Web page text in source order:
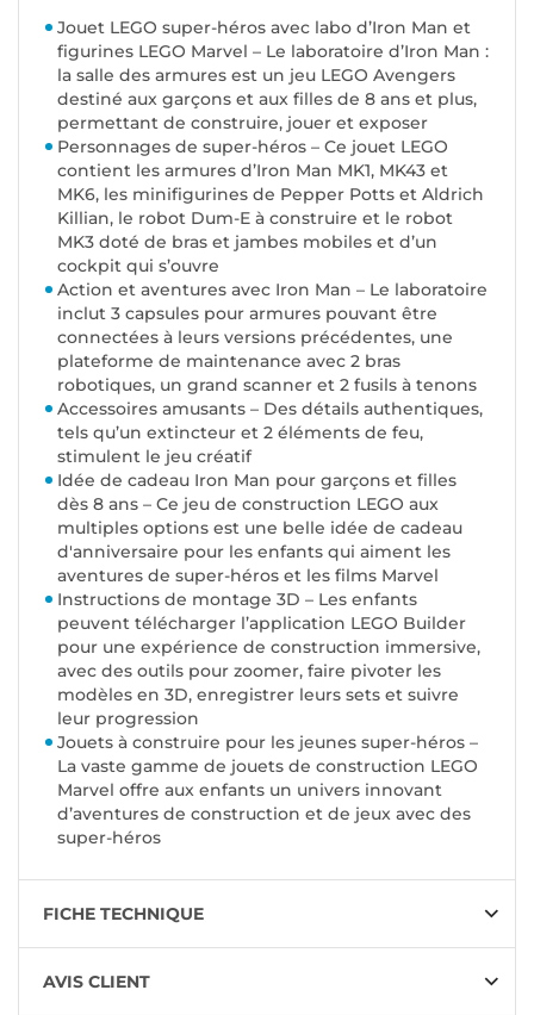
Jouet LEGO super-héros avec labo d’Iron Man et
figurines LEGO Marvel – Le laboratoire d’Iron Man :
la salle des armures est un jeu LEGO Avengers
destiné aux garçons et aux filles de 8 ans et plus,
permettant de construire, jouer et exposer
Personnages de super-héros – Ce jouet LEGO
contient les armures d’Iron Man MK1, MK43 et
MK6, les minifigurines de Pepper Potts et Aldrich
Killian, le robot Dum-E à construire et le robot
MK3 doté de bras et jambes mobiles et d’un
cockpit qui s’ouvre
Action et aventures avec Iron Man – Le laboratoire
inclut 3 capsules pour armures pouvant être
connectées à leurs versions précédentes, une
plateforme de maintenance avec 2 bras
robotiques, un grand scanner et 2 fusils à tenons
Accessoires amusants – Des détails authentiques,
tels qu’un extincteur et 2 éléments de feu,
stimulent le jeu créatif
Idée de cadeau Iron Man pour garçons et filles
dès 8 ans – Ce jeu de construction LEGO aux
multiples options est une belle idée de cadeau
d'anniversaire pour les enfants qui aiment les
aventures de super-héros et les films Marvel
Instructions de montage 3D – Les enfants
peuvent télécharger l’application LEGO Builder
pour une expérience de construction immersive,
avec des outils pour zoomer, faire pivoter les
modèles en 3D, enregistrer leurs sets et suivre
leur progression
Jouets à construire pour les jeunes super-héros –
La vaste gamme de jouets de construction LEGO
Marvel offre aux enfants un univers innovant
d’aventures de construction et de jeux avec des
super-héros
FICHE TECHNIQUE
AVIS CLIENT